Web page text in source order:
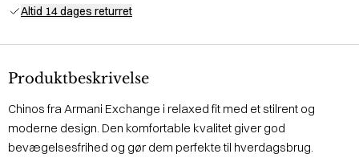
Altid 14 dages returret
Produktbeskrivelse
Chinos fra Armani Exchange i relaxed fit med et stilrent og
moderne design. Den komfortable kvalitet giver god
bevægelsesfrihed og gør dem perfekte til hverdagsbrug.